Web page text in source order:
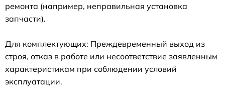
ремонта (например, неправильная установка
запчасти).
Для комплектующих: Преждевременный выход из
строя, отказ в работе или несоответствие заявленным
характеристикам при соблюдении условий
эксплуатации.